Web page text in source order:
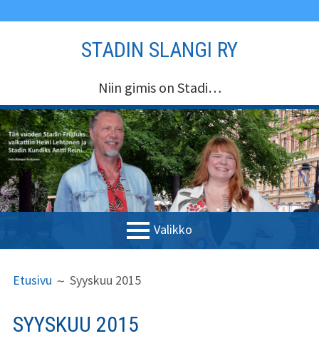
STADIN SLANGI RY
Niin gimis on Stadi…
Valikko
VALIKKO
Stadin Slangi ry:n säännöt
Etusivu Syyskuu 2015
SYYSKUU 2015